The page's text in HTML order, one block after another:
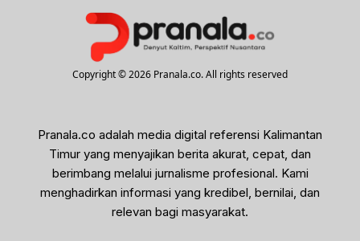
Copyright © 2026 Pranala.co. All rights reserved
Pranala.co adalah media digital referensi Kalimantan
Timur yang menyajikan berita akurat, cepat, dan
berimbang melalui jurnalisme profesional. Kami
menghadirkan informasi yang kredibel, bernilai, dan
relevan bagi masyarakat.